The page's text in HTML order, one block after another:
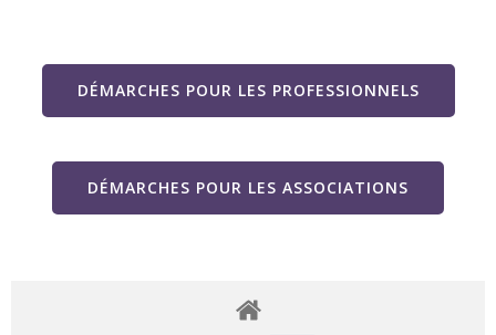
DÉMARCHES POUR LES PROFESSIONNELS
DÉMARCHES POUR LES ASSOCIATIONS